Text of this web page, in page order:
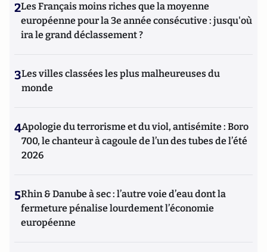
2Les Français moins riches que la moyenne
européenne pour la 3e année consécutive : jusqu'où
ira le grand déclassement ?
3Les villes classées les plus malheureuses du
monde
4Apologie du terrorisme et du viol, antisémite : Boro
700, le chanteur à cagoule de l’un des tubes de l’été
2026
5Rhin & Danube à sec : l’autre voie d’eau dont la
fermeture pénalise lourdement l’économie
européenne